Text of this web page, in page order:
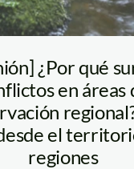
¿Por qué
en áreas
el
regiones